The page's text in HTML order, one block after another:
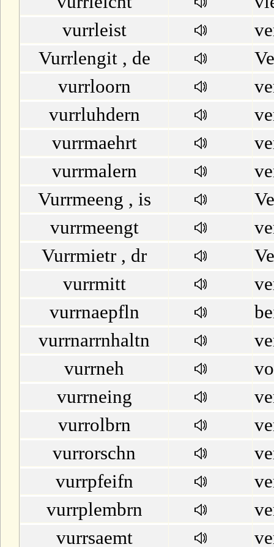
vurrleist
Vurrlengit , de
vurrloorn
vurrluhdern
vurrmaehrt
vurrmalern
Vurrmeeng , is
vurrmeengt
Vurrmietr , dr
vurrmitt
vurrnaepfln
vurrnarrnhaltn
vurrneh
vurrneing
vurrolbrn
vurrorschn
vurrpfeifn
vurrplembrn
vurrsaemt